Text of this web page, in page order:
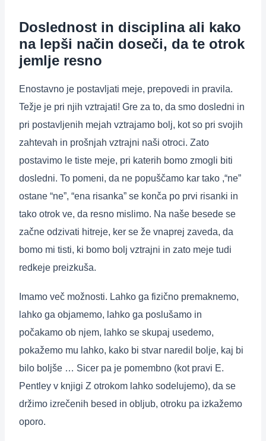
Doslednost in disciplina ali kako
na lepši način doseči, da te otrok
jemlje resno
Enostavno je postavljati meje, prepovedi in pravila.
Težje je pri njih vztrajati! Gre za to, da smo dosledni in
pri postavljenih mejah vztrajamo bolj, kot so pri svojih
zahtevah in prošnjah vztrajni naši otroci. Zato
postavimo le tiste meje, pri katerih bomo zmogli biti
dosledni. To pomeni, da ne popuščamo kar tako ,“ne”
ostane “ne”, “ena risanka” se konča po prvi risanki in
tako otrok ve, da resno mislimo. Na naše besede se
začne odzivati hitreje, ker se že vnaprej zaveda, da
bomo mi tisti, ki bomo bolj vztrajni in zato meje tudi
redkeje preizkuša.
Imamo več možnosti. Lahko ga fizično premaknemo,
lahko ga objamemo, lahko ga poslušamo in
počakamo ob njem, lahko se skupaj usedemo,
pokažemo mu lahko, kako bi stvar naredil bolje, kaj bi
bilo boljše … Sicer pa je pomembno (kot pravi E.
Pentley v knjigi Z otrokom lahko sodelujemo), da se
držimo izrečenih besed in obljub, otroku pa izkažemo
oporo.